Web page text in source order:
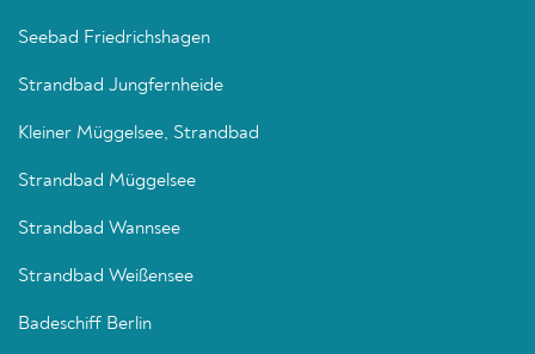
Seebad Friedrichshagen
Strandbad Jungfernheide
Kleiner Müggelsee, Strandbad
Strandbad Müggelsee
Strandbad Wannsee
Strandbad Weißensee
Badeschiff Berlin